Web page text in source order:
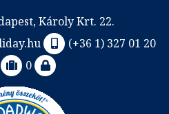
Károly Krt. 22.
(+36 1) 327 01 20
0